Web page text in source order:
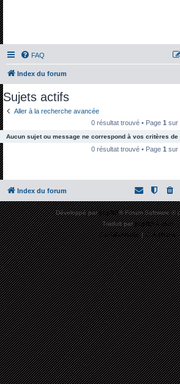
FAQ
Index du forum
Sujets actifs
Aller à la recherche avancée
0 résultat trouvé • Page 1 sur
Aucun sujet ou message ne correspond à vos critères de
0 résultat trouvé • Page 1 sur
Index du forum
Développé parphpBB® Forum Software ©
Traduit parphpBB-fr.com
Confidentialité|Conditions